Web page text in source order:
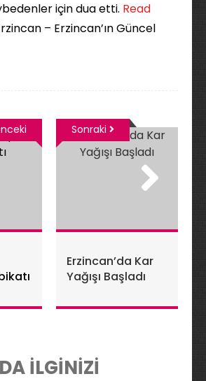
için dua etti. Read
– Erzincan’ın Güncel
Erzincan’da Kar
Yağışı Başladı
Sonraki
İLGİNİZİ